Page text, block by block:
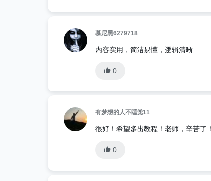
慕尼黑6279718
内容实用，简洁易懂，逻辑清晰
0
有梦想的人不睡觉11
很好！希望多出教程！老师，辛苦了！
0